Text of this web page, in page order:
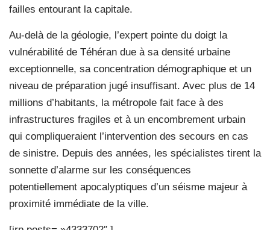
failles entourant la capitale.
Au-delà de la géologie, l’expert pointe du doigt la
vulnérabilité de Téhéran due à sa densité urbaine
exceptionnelle, sa concentration démographique et un
niveau de préparation jugé insuffisant. Avec plus de 14
millions d’habitants, la métropole fait face à des
infrastructures fragiles et à un encombrement urbain
qui compliqueraient l’intervention des secours en cas
de sinistre. Depuis des années, les spécialistes tirent la
sonnette d’alarme sur les conséquences
potentiellement apocalyptiques d’un séisme majeur à
proximité immédiate de la ville.